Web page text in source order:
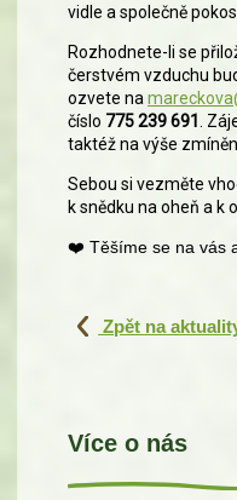
vidle a společně
Rozhodnete-li se
čerstvém vzduchu
ozvete na
číslo 775 239 691
.
taktéž na výše
Sebou si vezměte
k snědku na oheň a k
❤️ Těšíme se na vás
Zpět na
Více o nás